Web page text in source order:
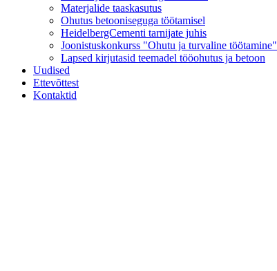
Materjalide taaskasutus
Ohutus betooniseguga töötamisel
HeidelbergCementi tarnijate juhis
Joonistuskonkurss "Ohutu ja turvaline töötamine"
Lapsed kirjutasid teemadel tööohutus ja betoon
Uudised
Ettevõttest
Kontaktid